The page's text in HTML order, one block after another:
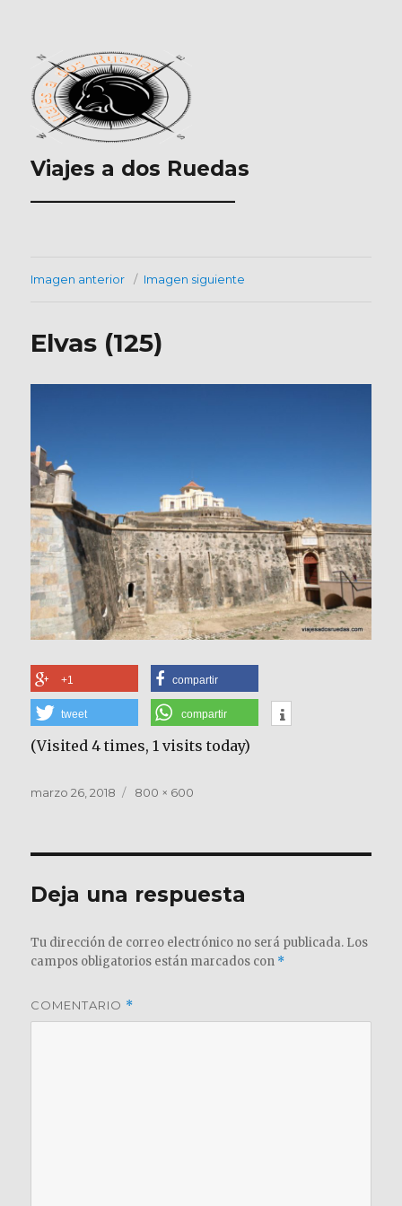
Viajes a dos Ruedas
___________________
Imagen anterior Imagen siguiente
Elvas (125)
+1 compartir
tweet compartir
(Visited 4 times, 1 visits today)
Publicado
marzo 26, 2018
Tamaño
800 × 600
Deja una respuesta
Tu dirección de correo electrónico no será publicada. Los
campos obligatorios están marcados con *
COMENTARIO *